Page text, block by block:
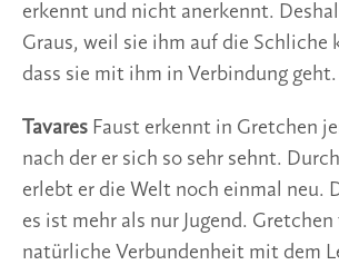
erkennt und nicht anerkennt.
Graus, weil sie ihm auf die Schliche
dass sie mit ihm in Verbindung geht.
Tavares Faust erkennt in Gretchen
nach der er sich so sehr sehnt.
erlebt er die Welt noch einmal neu.
es ist mehr als nur Jugend.
natürliche Verbundenheit mit dem